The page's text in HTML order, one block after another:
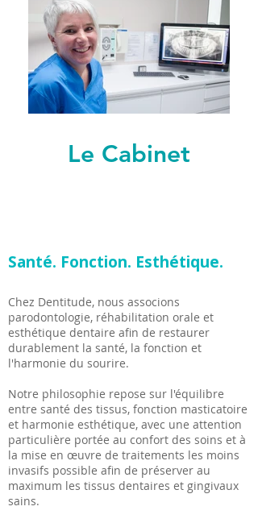
Le Cabinet
Santé. Fonction. Esthétique.
Chez Dentitude, nous associons
parodontologie, réhabilitation orale et
esthétique dentaire afin de restaurer
durablement la santé, la fonction et
l'harmonie du sourire.
Notre philosophie repose sur l'équilibre
entre santé des tissus, fonction masticatoire
et harmonie esthétique, avec une attention
particulière portée au confort des soins et à
la mise en œuvre de traitements les moins
invasifs possible afin de préserver au
maximum les tissus dentaires et gingivaux
sains.